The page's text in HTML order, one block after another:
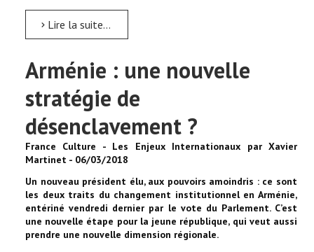
Lire la suite...
Arménie : une nouvelle
stratégie de
désenclavement ?
France Culture - Les Enjeux Internationaux par Xavier
Martinet - 06/03/2018
Un nouveau président élu, aux pouvoirs amoindris : ce sont
les deux traits du changement institutionnel en Arménie,
entériné vendredi dernier par le vote du Parlement. C’est
une nouvelle étape pour la jeune république, qui veut aussi
prendre une nouvelle dimension régionale.